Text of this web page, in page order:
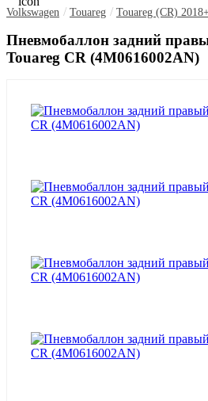
Volkswagen / Touareg / Touareg (CR)
Пневмобаллон задний
Touareg CR (4M0616002AN)